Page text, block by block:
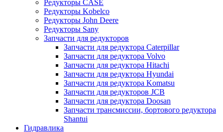
Редукторы CASE
Редукторы Kobelco
Редукторы John Deere
Редукторы Sany
Запчасти для редукторов
Запчасти для редуктора Caterpillar
Запчасти для редуктора Volvo
Запчасти для редуктора Hitachi
Запчасти для редуктора Hyundai
Запчасти для редуктора Komatsu
Запчасти для редукторов JCB
Запчасти для редуктора Doosan
Запчасти трансмиссии, бортового редуктора
Shantui
Гидравлика